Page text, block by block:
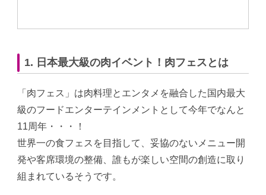
1. 日本最大級の肉イベント！肉フェスとは
「肉フェス」は肉料理とエンタメを融合した国内最大
級のフードエンターテインメントとして今年でなんと
11周年・・・！
世界一の食フェスを目指して、妥協のないメニュー開
発や客席環境の整備、誰もが楽しい空間の創造に取り
組まれているそうです。